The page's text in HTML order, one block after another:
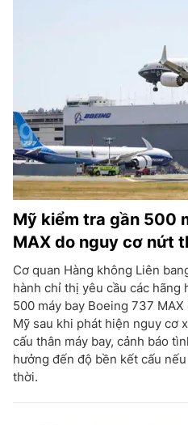
Mỹ kiểm tra gần 500
MAX do nguy cơ nứt
Cơ quan Hàng không Liên
hành chỉ thị yêu cầu các hãng
500 máy bay Boeing 737
Mỹ sau khi phát hiện nguy cơ
cấu thân máy bay, cảnh báo
hưởng đến độ bền kết cấu
thời.